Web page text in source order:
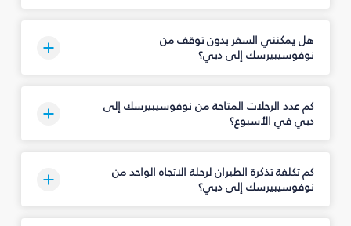
هل يمكنني السفر بدون توقف من
نوفوسيبيرسك إلى دبي؟
كم عدد الرحلات المتاحة من نوفوسيبيرسك إلى
دبي في الأسبوع؟
كم تكلفة تذكرة الطيران لرحلة الاتجاه الواحد من
نوفوسيبيرسك إلى دبي؟